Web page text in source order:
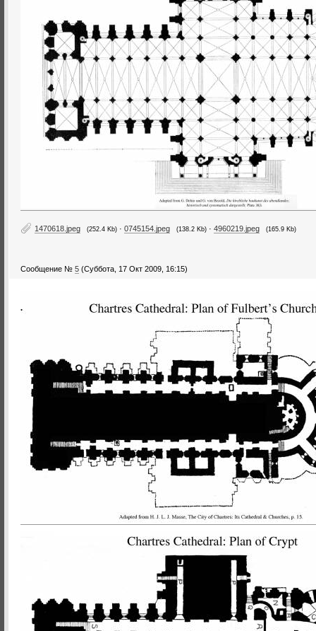
1470618.jpeg (252.4 Kb) · 0745154.jpeg (138.2 Kb) · 4960219.jpeg (165.9 Kb)
Сообщение № 5 (Суббота, 17 Окт 2009, 16:15)